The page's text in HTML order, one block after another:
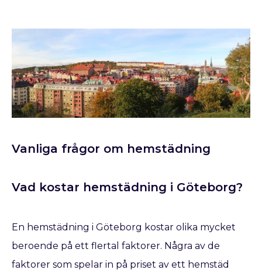
Vanliga frågor om hemstädning
Vad kostar hemstädning i Göteborg?
En hemstädning i Göteborg kostar olika mycket
beroende på ett flertal faktorer. Några av de
faktorer som spelar in på priset av ett hemstäd